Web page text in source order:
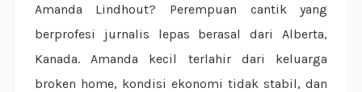
Amanda Lindhout? Perempuan cantik yang
berprofesi jurnalis lepas berasal dari Alberta,
Kanada. Amanda kecil terlahir dari keluarga
broken home, kondisi ekonomi tidak stabil, dan